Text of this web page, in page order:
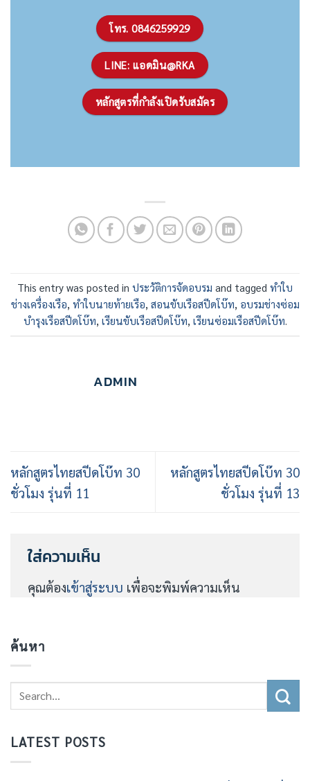
โทร. 0846259929
LINE: แอดมิน@RKA
หลักสูตรที่กำลังเปิดรับสมัคร
This entry was posted in ประวัติการจัดอบรม and tagged ทำใบ
ช่างเครื่องเรือ, ทำใบนายท้ายเรือ, สอนขับเรือสปีดโบ๊ท, อบรมช่างซ่อม
บำรุงเรือสปีดโบ๊ท, เรียนขับเรือสปีดโบ๊ท, เรียนซ่อมเรือสปีดโบ๊ท.
ADMIN
หลักสูตรไทยสปีดโบ๊ท 30
ชั่วโมง รุ่นที่ 11
หลักสูตรไทยสปีดโบ๊ท 30
ชั่วโมง รุ่นที่ 13
ใส่ความเห็น
คุณต้องเข้าสู่ระบบ เพื่อจะพิมพ์ความเห็น
ค้นหา
LATEST POSTS